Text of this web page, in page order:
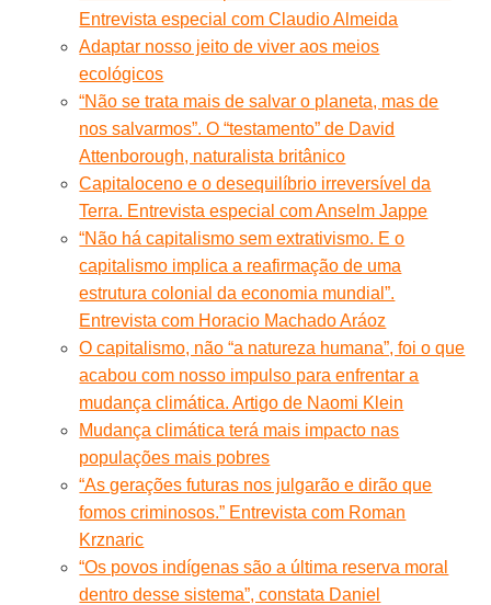
Entrevista especial com Claudio Almeida
Adaptar nosso jeito de viver aos meios
ecológicos
“Não se trata mais de salvar o planeta, mas de
nos salvarmos”. O “testamento” de David
Attenborough, naturalista britânico
Capitaloceno e o desequilíbrio irreversível da
Terra. Entrevista especial com Anselm Jappe
“Não há capitalismo sem extrativismo. E o
capitalismo implica a reafirmação de uma
estrutura colonial da economia mundial”.
Entrevista com Horacio Machado Aráoz
O capitalismo, não “a natureza humana”, foi o que
acabou com nosso impulso para enfrentar a
mudança climática. Artigo de Naomi Klein
Mudança climática terá mais impacto nas
populações mais pobres
“As gerações futuras nos julgarão e dirão que
fomos criminosos.” Entrevista com Roman
Krznaric
“Os povos indígenas são a última reserva moral
dentro desse sistema”, constata Daniel